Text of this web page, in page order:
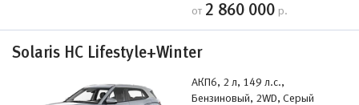
от 2 860 000 р.
Solaris HC Lifestyle+Winter
АКП6, 2 л, 149 л.с.,
Бензиновый, 2WD, Серый